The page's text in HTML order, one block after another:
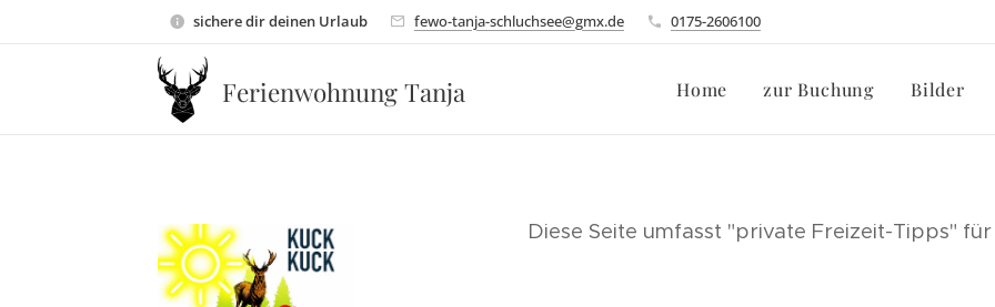
sichere dir deinen Urlaub fewo-tanja-schluchsee@gmx.de 0175-2606100
Ferienwohnung Tanja Home zur Buchung Bilder
Diese Seite umfasst "private Freizeit-Tipps"